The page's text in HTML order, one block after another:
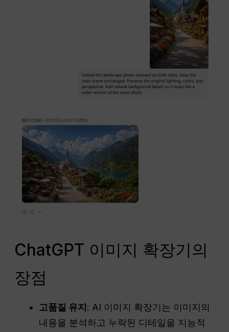
ChatGPT 이미지 확장기의
장점
고품질 유지 : AI 이미지 확장기는 이미지의
내용을 분석하고 누락된 디테일을 지능적